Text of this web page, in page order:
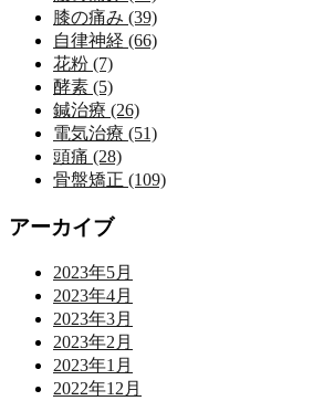
膝の痛み (39)
自律神経 (66)
花粉 (7)
酵素 (5)
鍼治療 (26)
電気治療 (51)
頭痛 (28)
骨盤矯正 (109)
アーカイブ
2023年5月
2023年4月
2023年3月
2023年2月
2023年1月
2022年12月